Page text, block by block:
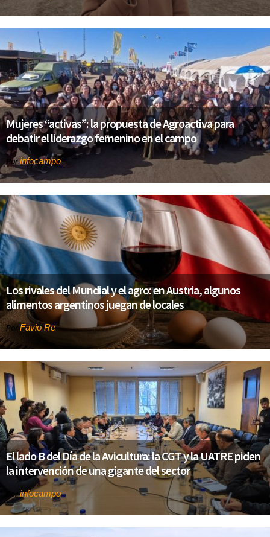
Mujeres “activas”: la propuesta de Agroactiva para
debatir el liderazgo femenino en el campo
Porinfocampo
Los rivales del Mundial y el agro: en Austria, algunos
alimentos argentinos juegan de locales
Por Favio Re
El lado B del Día de la Avicultura: la CGT y la UATRE piden
la intervención de una gigante del sector
Porinfocampo